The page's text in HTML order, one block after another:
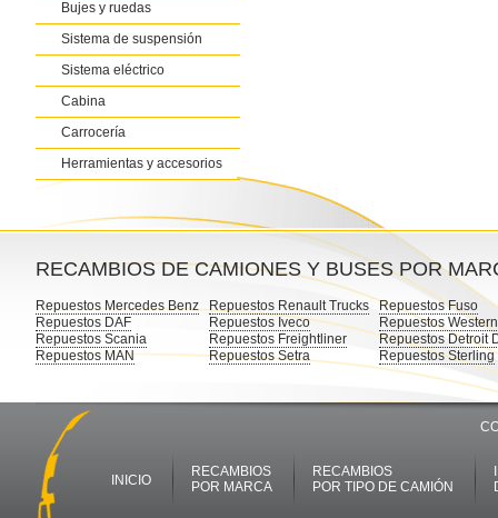
Bujes y ruedas
Sistema de suspensión
Sistema eléctrico
Cabina
Carrocería
Herramientas y accesorios
RECAMBIOS DE CAMIONES Y BUSES POR
Repuestos Mercedes Benz
Repuestos DAF
Repuestos Scania
Repuestos MAN
Repuestos Renault Trucks
Repuestos Iveco
Repuestos Freightliner
Repuestos Setra
Repuestos Fuso
Repuestos
Repuestos Detroit
Repuestos Sterling
INICIO
RECAMBIOS
POR MARCA
RECAMBIOS
POR TIPO DE CAMIÓN